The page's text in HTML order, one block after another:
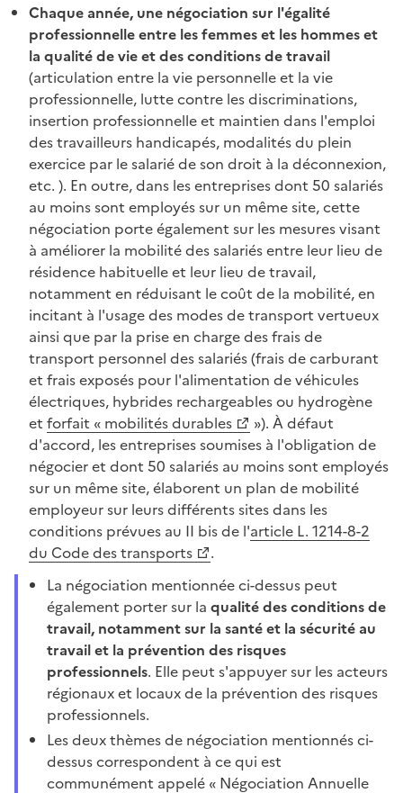
Chaque année, une négociation sur l'égalité
professionnelle entre les femmes et les hommes et
la qualité de vie et des conditions de travail
(articulation entre la vie personnelle et la vie
professionnelle, lutte contre les discriminations,
insertion professionnelle et maintien dans l'emploi
des travailleurs handicapés, modalités du plein
exercice par le salarié de son droit à la déconnexion,
etc. ). En outre, dans les entreprises dont 50 salariés
au moins sont employés sur un même site, cette
négociation porte également sur les mesures visant
à améliorer la mobilité des salariés entre leur lieu de
résidence habituelle et leur lieu de travail,
notamment en réduisant le coût de la mobilité, en
incitant à l'usage des modes de transport vertueux
ainsi que par la prise en charge des frais de
transport personnel des salariés (frais de carburant
et frais exposés pour l'alimentation de véhicules
électriques, hybrides rechargeables ou hydrogène
et forfait « mobilités durables »). Àdéfaut
d'accord, les entreprises soumises à l'obligation de
négocier et dont 50 salariés au moins sont employés
sur un même site, élaborent un plan de mobilité
employeur sur leurs différents sites dans les
conditions prévues au II bis de l'article L. 1214-8-2
du Code des transports
.
La négociation mentionnée ci-dessus peut
également porter sur la qualité des conditions de
travail, notamment sur la santé et la sécurité au
travail et la prévention des risques
professionnels. Elle peut s'appuyer sur les acteurs
régionaux et locaux de la prévention des risques
professionnels.
Les deux thèmes de négociation mentionnés ci-
dessus correspondent à ce qui est
communément appelé « Négociation Annuelle